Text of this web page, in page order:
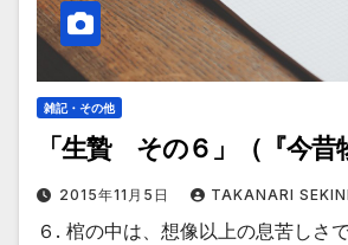
雑記・その他
「生贄 その６」（『今昔
2015年11月5日 TAKANARI
６. 棺の中は、想像以上の息苦しさ